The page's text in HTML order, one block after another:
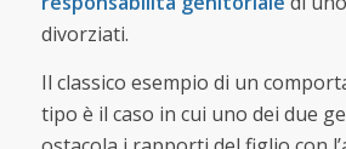
divorziati.
Il classico esempio di un
tipo è il caso in cui uno dei due